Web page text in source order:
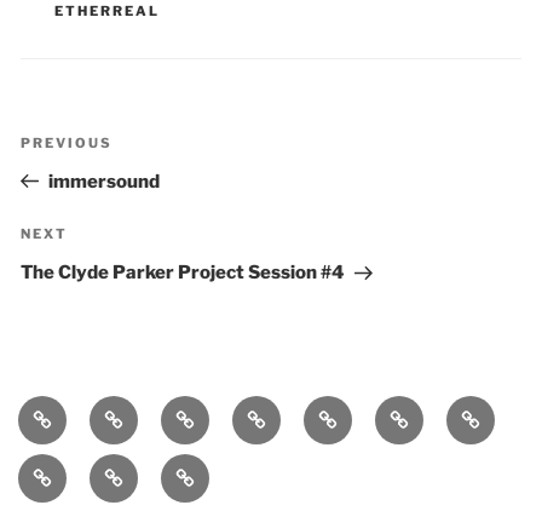
ETHERREAL
Previous
Post
PREVIOUS
immersound
Next
Post
NEXT
The Clyde Parker Project Session #4
Home bio follow entanglement
lueurs
quantiques
immersound
photos
press-
statementworks